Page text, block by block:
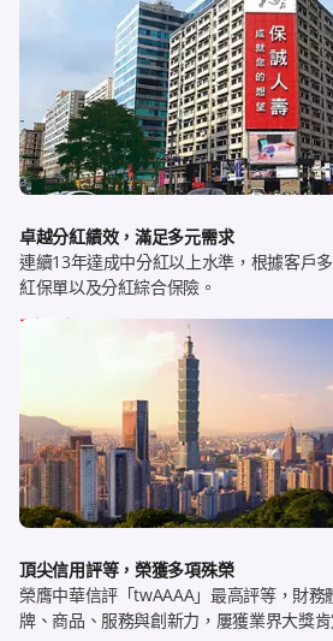
卓越分紅績效，滿足多元需求
連續13年達成中分紅以上水準，根據客戶
紅保單以及分紅綜合保險。
了解更多
頂尖信用評等，榮獲多項殊榮
榮膺中華信評「twAAAA」最高評等，財
牌、商品、服務與創新力，屢獲業界大獎肯